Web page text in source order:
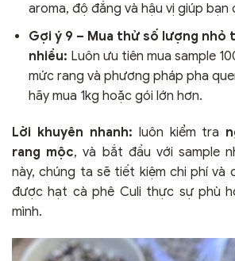
aroma, độ đắng và hậu vị giúp bạn
Gợi ý 9 – Mua thử số lượng nhỏ
nhiều: Luôn ưu tiên mua sample
mức rang và phương pháp pha
hãy mua 1kg hoặc gói lớn hơn.
Lời khuyên nhanh: luôn kiểm tra
rang mộc, và bắt đầu với sample
này, chúng ta sẽ tiết kiệm chi phí và
được hạt cà phê Culi thực sự phù
mình.